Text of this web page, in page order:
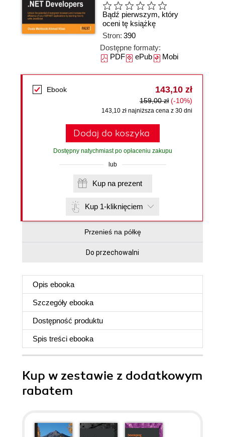
Bądź pierwszym, który
oceni tę książkę
Stron: 390
Dostępne formaty:
PDFePubMobi
Ebook 143,10 zł
159,00 zł (-10%)
143,10 zł najniższa cena z 30 dni
Dodaj do koszyka
Dostępny natychmiast po opłaceniu zakupu
lub
Kup na prezent
Kup 1-kliknięciem
Przenieś na półkę
Do przechowalni
Opis ebooka
Szczegóły ebooka
Dostępność produktu
Spis treści ebooka
Kup w zestawie z dodatkowym
rabatem